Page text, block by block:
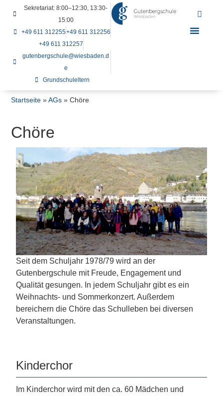
Sekretariat: 8:00–12:30, 13:30-
15:00
+49 611 312255+49 611 312256
+49 611 312257
gutenbergschule@wiesbaden.d
e
Grundschuleltern
Startseite »AGs »Chöre
Chöre
Seit dem Schuljahr 1978/79 wird an der
Gutenbergschule mit Freude, Engagement und
Qualität gesungen. In jedem Schuljahr gibt es ein
Weihnachts- und Sommerkonzert. Außerdem
bereichern die Chöre das Schulleben bei diversen
Veranstaltungen.
Kinderchor
Im Kinderchor wird mit den ca. 60 Mädchen und